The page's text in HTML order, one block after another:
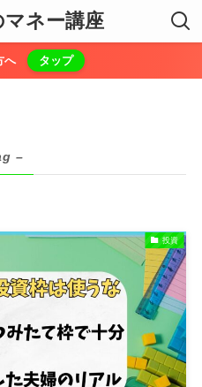
ネー講座
へ タップ
–
投資